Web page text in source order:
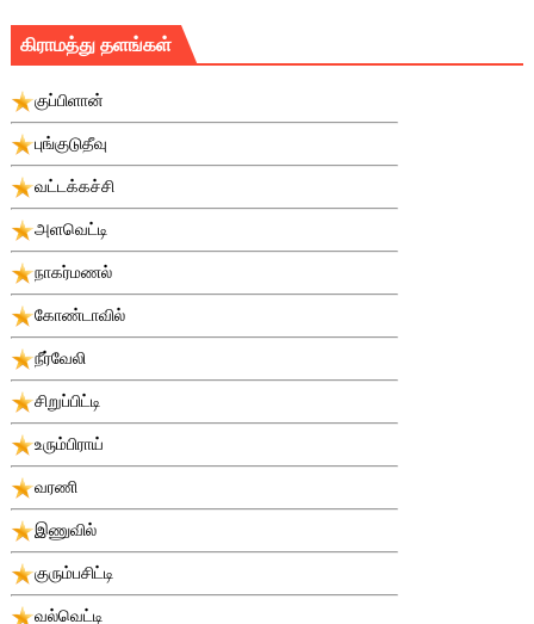
கிராமத்து தளங்கள்
குப்பிளான்
புங்குடுதீவு
வட்டக்கச்சி
அளவெட்டி
நாகர்மணல்
கோண்டாவில்
நீர்வேலி
சிறுப்பிட்டி
உரும்பிராய்
வரணி
இணுவில்
குரும்பசிட்டி
வல்வெட்டி